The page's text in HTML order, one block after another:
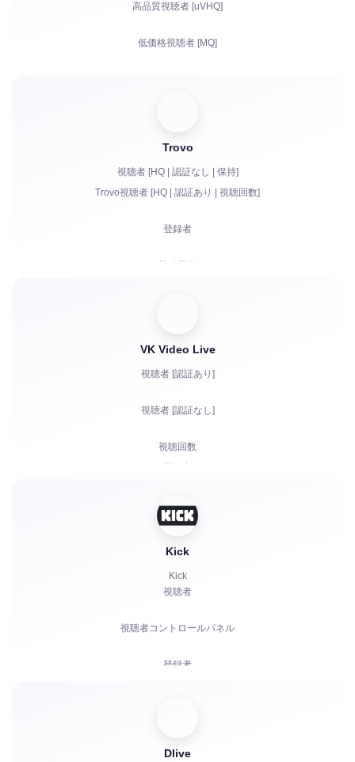
高品質視聴者 [uVHQ]
低価格視聴者 [MQ]
Bits | 有料サブスクリプション | Primes
チャットボット
チャットでのライブコミュニケーション
苦情
Trovo
視聴者 [HQ | 認証なし | 保持]
Trovo視聴者 [HQ | 認証あり | 視聴回数]
登録者
VK Video Live
視聴者 [認証あり]
視聴者 [認証なし]
視聴回数
高評価
Kick
Kick
視聴者
視聴者コントロールパネル
登録者
Dlive